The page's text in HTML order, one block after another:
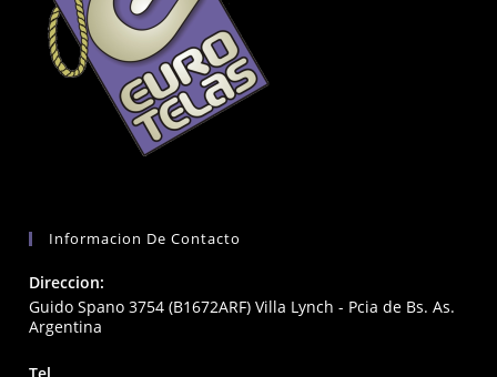
Informacion De Contacto
Direccion:
Guido Spano 3754 (B1672ARF) Villa Lynch - Pcia de Bs. As.
Argentina